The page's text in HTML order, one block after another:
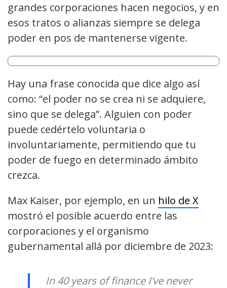
grandes corporaciones hacen negocios, y en
esos tratos o alianzas siempre se delega
poder en pos de mantenerse vigente.
Hay una frase conocida que dice algo así
como: “el poder no se crea ni se adquiere,
sino que se delega”. Alguien con poder
puede cedértelo voluntaria o
involuntariamente, permitiendo que tu
poder de fuego en determinado ámbito
crezca.
Max Kaiser, por ejemplo, en un hilo de X
mostró el posible acuerdo entre las
corporaciones y el organismo
gubernamental allá por diciembre de 2023:
In 40 years of finance I’ve never